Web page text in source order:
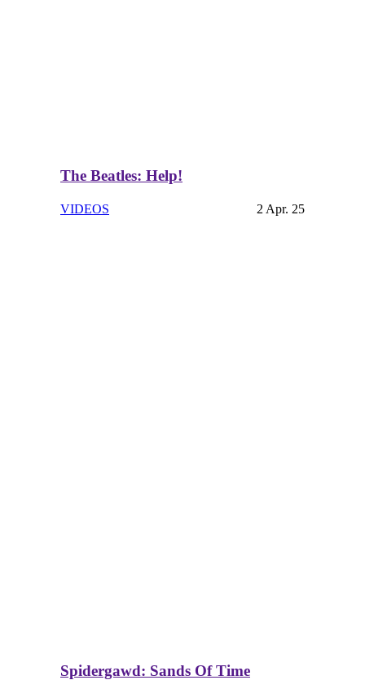
The Beatles: Help!
VIDEOS 2 Apr. 25
Spidergawd: Sands Of Time